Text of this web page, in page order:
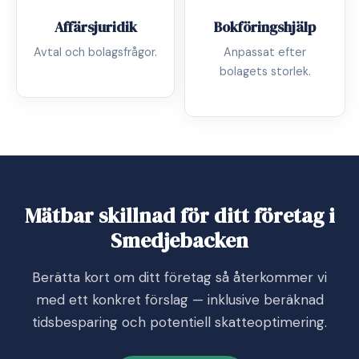
Affärsjuridik
Avtal och bolagsfrågor.
Bokföringshjälp
Anpassat efter
bolagets storlek.
Mätbar skillnad för ditt företag i
Smedjebacken
Berätta kort om ditt företag så återkommer vi
med ett konkret förslag — inklusive beräknad
tidsbesparing och potentiell skatteoptimering.